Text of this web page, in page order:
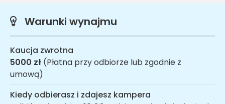
Warunki wynajmu
Kaucja zwrotna
5000 zł (Płatna przy odbiorze lub zgodnie z
umową)
Kiedy odbierasz i zdajesz kampera